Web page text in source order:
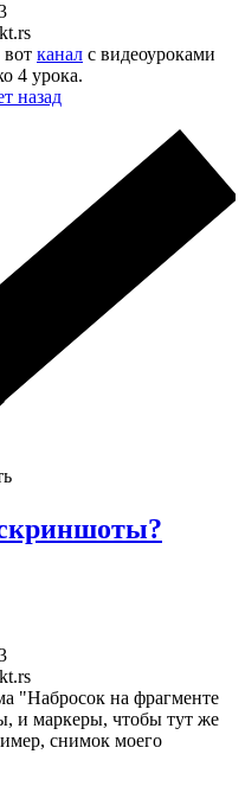
вот канал с видеоуроками
4 урока.
назад
"Набросок на фрагменте
и маркеры, чтобы тут же
снимок моего